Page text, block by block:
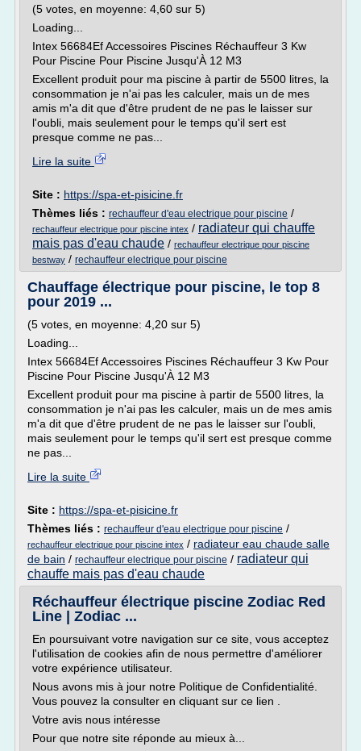
(5 votes, en moyenne: 4,60 sur 5)
Loading...
Intex 56684Ef Accessoires Piscines Réchauffeur 3 Kw
Pour Piscine Pour Piscine Jusqu'À 12 M3
Excellent produit pour ma piscine à partir de 5500 litres, la
consommation je n'ai pas les calculer, mais un de mes
amis m'a dit que d'être prudent de ne pas le laisser sur
l'oubli, mais seulement pour le temps qu'il sert est
presque comme ne pas...
Lire la suite
Site : https://spa-et-pisicine.fr
Thèmes liés : rechauffeur d'eau electrique pour piscine /
rechauffeur electrique pour piscine intex / radiateur qui chauffe
mais pas d'eau chaude / rechauffeur electrique pour piscine
bestway / rechauffeur electrique pour piscine
Chauffage électrique pour piscine, le top 8
pour 2019 ...
(5 votes, en moyenne: 4,20 sur 5)
Loading...
Intex 56684Ef Accessoires Piscines Réchauffeur 3 Kw Pour
Piscine Pour Piscine Jusqu'À 12 M3
Excellent produit pour ma piscine à partir de 5500 litres, la
consommation je n'ai pas les calculer, mais un de mes amis
m'a dit que d'être prudent de ne pas le laisser sur l'oubli,
mais seulement pour le temps qu'il sert est presque comme
ne pas...
Lire la suite
Site : https://spa-et-pisicine.fr
Thèmes liés : rechauffeur d'eau electrique pour piscine /
rechauffeur electrique pour piscine intex / radiateur eau chaude salle
de bain / rechauffeur electrique pour piscine / radiateur qui
chauffe mais pas d'eau chaude
Réchauffeur électrique piscine Zodiac Red
Line | Zodiac ...
En poursuivant votre navigation sur ce site, vous acceptez
l'utilisation de cookies afin de nous permettre d'améliorer
votre expérience utilisateur.
Nous avons mis à jour notre Politique de Confidentialité.
Vous pouvez la consulter en cliquant sur ce lien .
Votre avis nous intéresse
Pour que notre site réponde au mieux à...